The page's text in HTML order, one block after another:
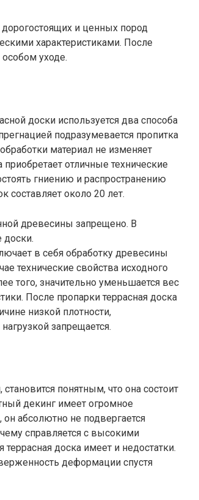
и ценных пород
характеристиками. После
уходе.
доски используется два способа
подразумевается пропитка
материал не изменяет
отличные технические
гниению и распространению
составляет около 20 лет.
древесины запрещено. В
доски.
в себя обработку древесины
технические свойства исходного
того, значительно уменьшается вес
После пропарки террасная доска
низкой плотности,
запрещается.
понятным, что она состоит
декинг имеет огромное
абсолютно не подвергается
справляется с высокими
доска имеет и недостатки.
деформации спустя